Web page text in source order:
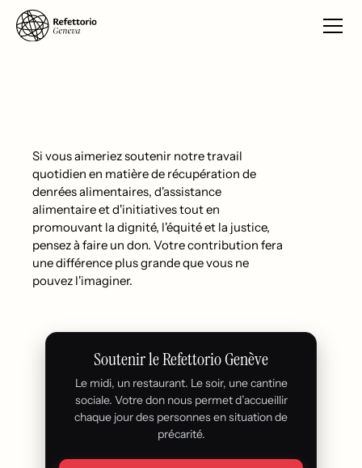
Si vous aimeriez soutenir notre travail
quotidien en matière de récupération de
denrées alimentaires, d'assistance
alimentaire et d'initiatives tout en
promouvant la dignité, l'équité et la justice,
pensez à faire un don. Votre contribution fera
une différence plus grande que vous ne
pouvez l'imaginer.
Soutenir le Refettorio Genève
Le midi, un restaurant. Le soir, une cantine
sociale. Votre don nous permet d’accueillir
chaque jour des personnes en situation de
précarité.